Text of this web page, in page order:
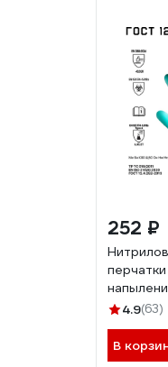
252 ₽
4.9(63)
В